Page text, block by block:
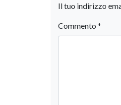
Il tuo indirizzo
Commento *